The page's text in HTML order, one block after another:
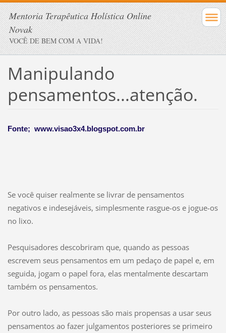
Mentoria Terapêutica Holística Online
Novak
VOCÊ DE BEM COM A VIDA!
Manipulando
pensamentos...atenção.
Fonte; www.visao3x4.blogspot.com.br
Se você quiser realmente se livrar de pensamentos
negativos e indesejáveis, simplesmente rasgue-os e jogue-os
no lixo.
Pesquisadores descobriram que, quando as pessoas
escrevem seus pensamentos em um pedaço de papel e, em
seguida, jogam o papel fora, elas mentalmente descartam
também os pensamentos.
Por outro lado, as pessoas são mais propensas a usar seus
pensamentos ao fazer julgamentos posteriores se primeiro